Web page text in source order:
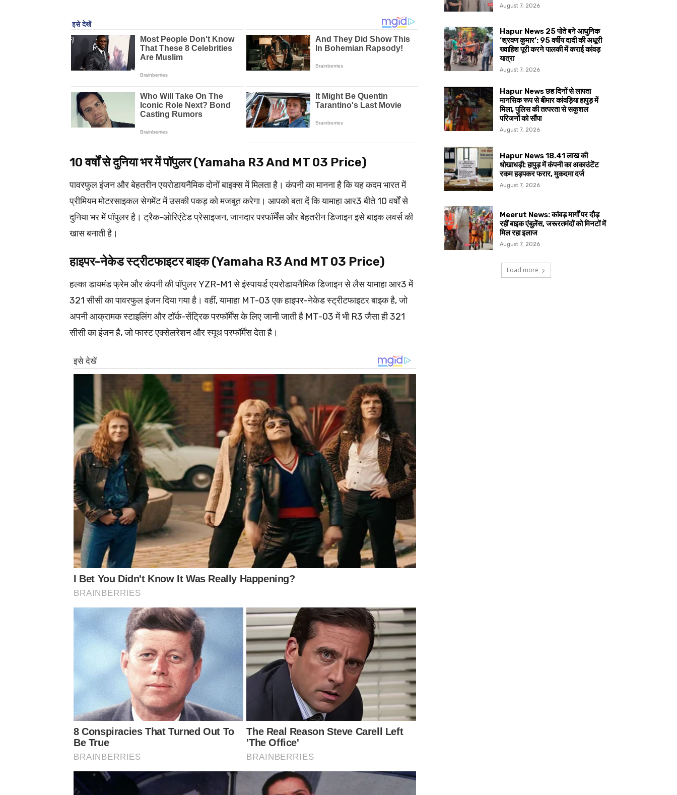
10 वर्षों से दुनिया भर में पॉपुलर (Yamaha R3 And MT 03 Price)
पावरफुल इंजन और बेहतरीन एयरोडायनैमिक दोनों बाइक्स में मिलता है। कंपनी का मानना है कि यह कदम भारत में
प्रीमियम मोटरसाइकल सेगमेंट में उसकी पकड़ को मजबूत करेगा। आपको बता दें कि यामाहा आर3 बीते 10 वर्षों से
दुनिया भर में पॉपुलर है। ट्रैक-ओरिएंटेड प्रेसाइजन, जानदार परफॉर्मेंस और बेहतरीन डिजाइन इसे बाइक लवर्स की
खास बनाती है।
हाइपर-नेकेड स्ट्रीटफाइटर बाइक (Yamaha R3 And MT 03 Price)
हल्का डायमंड फ्रेम और कंपनी की पॉपुलर YZR-M1 से इंस्पायर्ड एयरोडायनैमिक डिजाइन से लैस यामाहा आर3 में
321 सीसी का पावरफुल इंजन दिया गया है। वहीं, यामाहा MT-03 एक हाइपर-नेकेड स्ट्रीटफाइटर बाइक है, जो
अपनी आक्रामक स्टाइलिंग और टॉर्क-सेंट्रिक परफॉर्मेंस के लिए जानी जाती है MT-03 में भी R3 जैसा ही 321
सीसी का इंजन है, जो फास्ट एक्सेलरेशन और स्मूथ परफॉर्मेंस देता है।
August 7, 2026
Hapur News 25 पोते बने आधुनिक
‘श्रवण कुमार’: 95 वर्षीय दादी की अधूरी
ख्वाहिश पूरी करने पालकी में कराई कांवड़
यात्रा
August 7, 2026
Hapur News छह दिनों से लापता
मानसिक रूप से बीमार कांवड़िया हापुड़ में
मिला, पुलिस की तत्परता से सकुशल
परिजनों को सौंपा
August 7, 2026
Hapur News 18.41 लाख की
धोखाधड़ी: हापुड़ में कंपनी का अकाउंटेंट
रकम हड़पकर फरार, मुकदमा दर्ज
August 7, 2026
Meerut News: कांवड़ मार्गों पर दौड़
रहीं बाइक एंबुलेंस, जरूरतमंदों को मिनटों में
मिल रहा इलाज
August 7, 2026
Load more